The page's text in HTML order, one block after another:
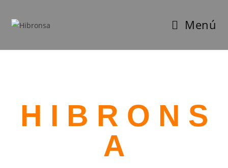
Menú
H I B R O N S
A